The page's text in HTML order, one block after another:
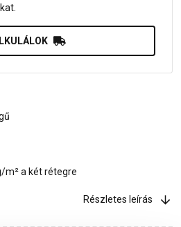
m² a két rétegre
Részletes leírás